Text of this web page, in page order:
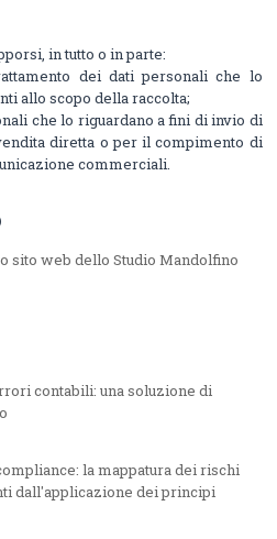
in tutto o in parte:
dei dati personali che lo
allo scopo della raccolta;
che lo riguardano a fini di invio di
diretta o per il compimento di
commerciali.
sito web dello Studio Mandolfino
contabili: una soluzione di
la mappatura dei rischi
dall'applicazione dei principi